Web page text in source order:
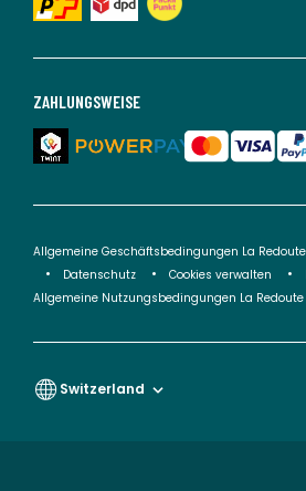
ZAHLUNGSWEISE
Allgemeine Geschäftsbedingungen La Redoute
Datenschutz
Cookies verwalten
Allgemeine Nutzungsbedingungen La Redoute
Switzerland